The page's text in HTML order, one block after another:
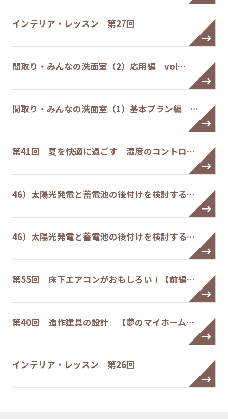
インテリア・レッスン 第27回
間取り・みんなの洗面室（2）応用編 vol…
間取り・みんなの洗面室（1）基本プラン編 …
第41回 夏を快適に過ごす 湿度のコントロ…
46）太陽光発電と蓄電池の後付けを検討する…
46）太陽光発電と蓄電池の後付けを検討する…
第55回 床下エアコンがおもしろい！【前編…
第40回 造作建具の設計 【夢のマイホーム…
インテリア・レッスン 第26回